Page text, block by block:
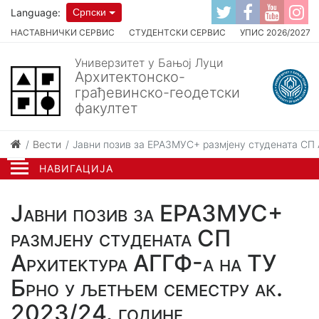
НАВИГАЦИЈА
НАСТАВНИЧКИ СЕРВИС СТУДЕНТСКИ СЕРВИС УПИС 2026/2027
Language: Српски
Универзитет у Бањој Луци
Архитектонско-
грађевинско-геодетски
факултет
Вести Јавни позив за ЕРАЗМУС+ размјену студената
Јавни позив за ЕРАЗМУС+
размјену студената СП
Архитектура АГГФ-а на ТУ
Брно у љетњем семестру ак.
2023/24. године